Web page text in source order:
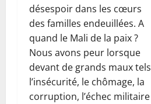
désespoir dans les cœurs
des familles endeuillées. A
quand le Mali de la paix ?
Nous avons peur lorsque
devant de grands maux tels
l’insécurité, le chômage, la
corruption, l’échec militaire